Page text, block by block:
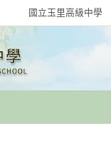
國立玉里高級中學